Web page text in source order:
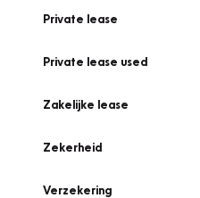
Private lease
Private lease used
Zakelijke lease
Zekerheid
Verzekering